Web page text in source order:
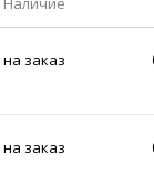
на заказ
на заказ